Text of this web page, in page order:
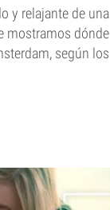
y relajante de una
mostramos dónde
según los